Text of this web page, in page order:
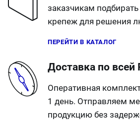
заказчикам
крепеж для решения
ПЕРЕЙТИ В КАТАЛОГ
Доставка по всей
Оперативная
1 день. Отправляем
продукцию без